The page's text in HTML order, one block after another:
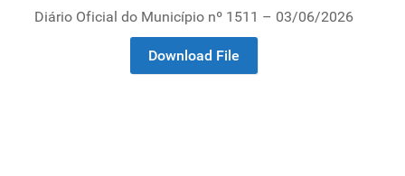
Diário Oficial do Município nº 1511 – 03/06/2026
Download File